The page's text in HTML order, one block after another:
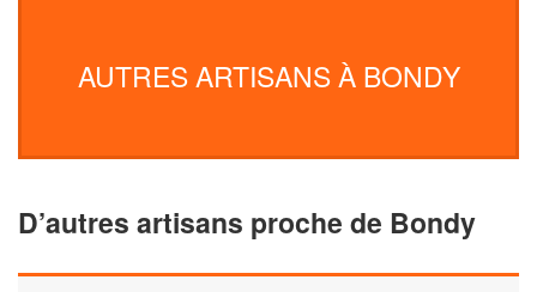
AUTRES ARTISANS À BONDY
D’autres artisans proche de Bondy